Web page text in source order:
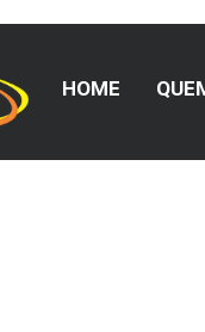
HOME